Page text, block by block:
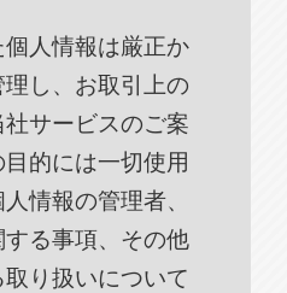
人情報は厳正か
し、お取引上の
サービスのご案
的には一切使用
情報の管理者、
る事項、その他
り扱いについて